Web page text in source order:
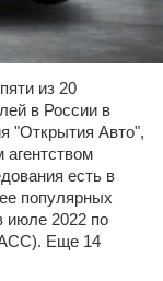
из 20
в России в
"Открытия Авто",
есть в
популярных
июле 2022 по
Еще 14